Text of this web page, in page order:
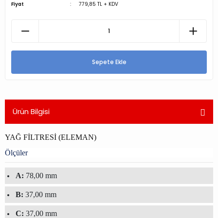
Fiyat 779,85 TL + KDV
Sepete Ekle
Ürün Bilgisi
YAĞ FİLTRESİ (ELEMAN)
Ölçüler
A: 78,00 mm
B: 37,00 mm
C: 37,00 mm